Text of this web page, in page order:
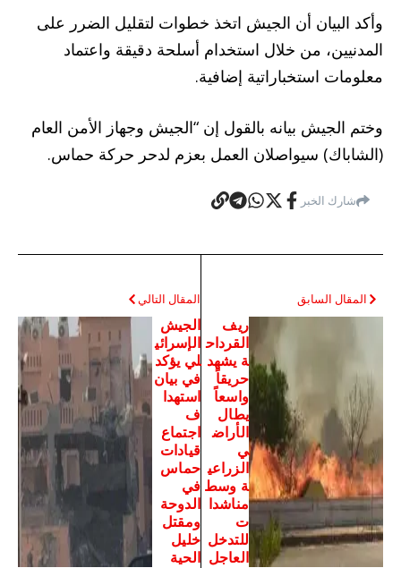
وأكد البيان أن الجيش اتخذ خطوات لتقليل الضرر على
المدنيين، من خلال استخدام أسلحة دقيقة واعتماد
معلومات استخباراتية إضافية.
وختم الجيش بيانه بالقول إن “الجيش وجهاز الأمن العام
(الشاباك) سيواصلان العمل بعزم لدحر حركة حماس.
شارك الخبر
المقال السابق
ريف
القرداح
ة يشهد
حريقاً
واسعاً
يطال
الأراض
ي
الزراعي
ة وسط
مناشدا
ت
للتدخل
العاجل
المقال التالي
الجيش
الإسرائي
لي يؤكد
في بيان
استهدا
ف
اجتماع
قيادات
حماس
في
الدوحة
ومقتل
خليل
الحية